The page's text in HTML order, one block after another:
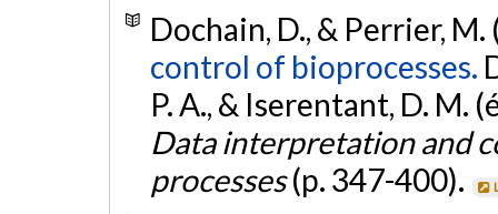
Dochain, D., & Perrier,
control of bioprocesses.
P. A., & Iserentant, D. M.
Data interpretation and
processes(p. 347-400).